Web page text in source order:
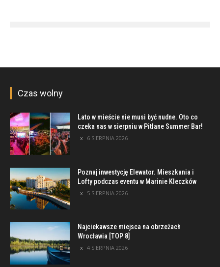
Czas wolny
Lato w mieście nie musi być nudne. Oto co
czeka nas w sierpniu w Pitlane Summer Bar!
6 SIERPNIA 2026
Poznaj inwestycję Elewator. Mieszkania i
Lofty podczas eventu w Marinie Kleczków
5 SIERPNIA 2026
Najciekawsze miejsca na obrzeżach
Wrocławia [TOP 8]
4 SIERPNIA 2026